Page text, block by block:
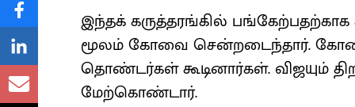
இந்தக் கருத்தரங்கில்
மூலம் கோவை சென்றடைந்தார்.
தொண்டர்கள் கூடினார்கள். விஜயும்
மேற்கொண்டார்.